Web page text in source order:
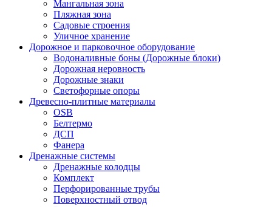
Мангальная зона
Пляжная зона
Садовые строения
Уличное хранение
Дорожное и парковочное оборудование
Водоналивные боны (Дорожные блоки)
Дорожная неровность
Дорожные знаки
Светофорные опоры
Древесно-плитные материалы
OSB
Белтермо
ДСП
Фанера
Дренажные системы
Дренажные колодцы
Комплект
Перфорированные трубы
Поверхностный отвод